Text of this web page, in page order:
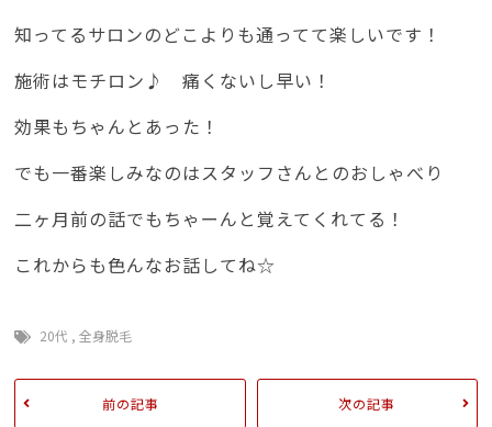
知ってるサロンのどこよりも通ってて楽しいです！
施術はモチロン♪ 痛くないし早い！
効果もちゃんとあった！
でも一番楽しみなのはスタッフさんとのおしゃべり
二ヶ月前の話でもちゃーんと覚えてくれてる！
これからも色んなお話してね☆
20代 ,全身脱毛
前の記事 次の記事